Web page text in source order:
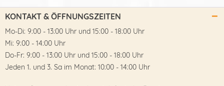
KONTAKT & ÖFFNUNGSZEITEN
Mo-Di: 9:00 - 13:00 Uhr und 15:00 - 18:00 Uhr
Mi: 9:00 - 14:00 Uhr
Do-Fr: 9:00 - 13:00 Uhr und 15:00 - 18:00 Uhr
Jeden 1. und 3. Sa im Monat: 10:00 - 14:00 Uhr